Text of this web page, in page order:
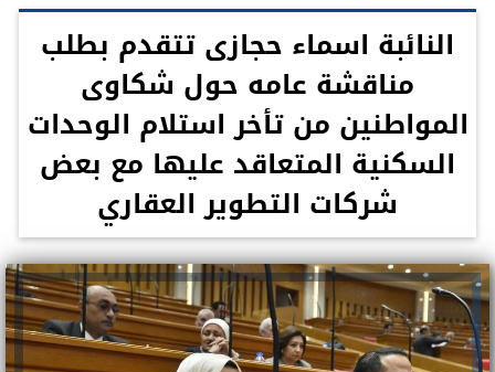
النائبة اسماء حجازى تتقدم بطلب
مناقشة عامه حول شكاوى
المواطنين من تأخر استلام الوحدات
السكنية المتعاقد عليها مع بعض
شركات التطوير العقاري